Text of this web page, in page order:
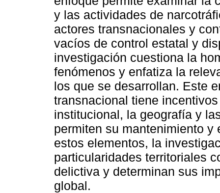
y las actividades de
actores transnacionales y
vacíos de control estatal y
investigación cuestiona la
fenómenos y enfatiza la
los que se desarrollan. Este
transnacional tiene
institucional, la geografía y
permiten su mantenimiento y
estos elementos, la
particularidades territoriales
delictiva y determinan sus
global.